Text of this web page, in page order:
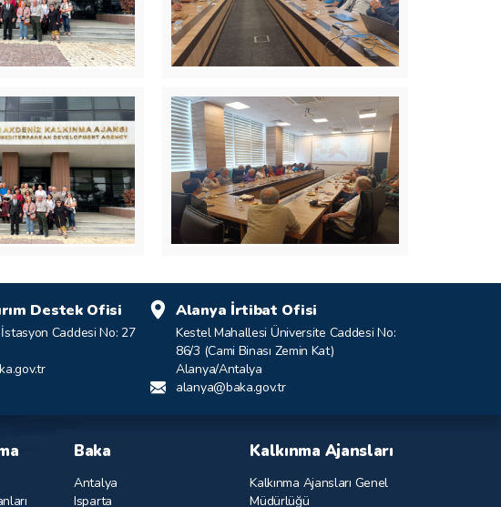
Destek Ofisi
Caddesi No: 27
Alanya İrtibat Ofisi
Kestel Mahallesi Üniversite Caddesi No:
86/3 (Cami Binası Zemin Kat)
Alanya/Antalya
alanya@baka.gov.tr
Baka
Antalya
Isparta
Kalkınma Ajansları
Kalkınma Ajansları Genel
Müdürlüğü